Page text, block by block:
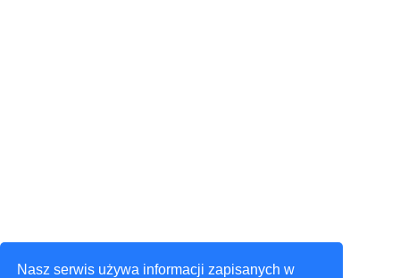
Nasz serwis używa informacji zapisanych w